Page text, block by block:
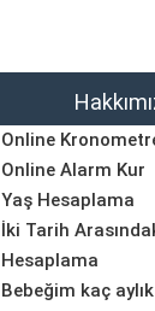
Online
Online Alarm Kur
Yaş Hesaplama
İki Tarih
Hesaplama
Bebeğim kaç